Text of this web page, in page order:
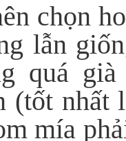
chọn
lẫn
quá
(tốt nhất
mía